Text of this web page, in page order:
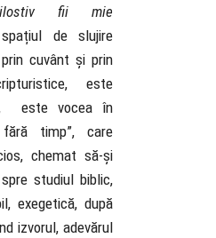
fii mie
de slujire
cuvânt și prin
este
este vocea în
timp”, care
chemat să-și
studiul biblic,
exegetică, după
izvorul, adevărul